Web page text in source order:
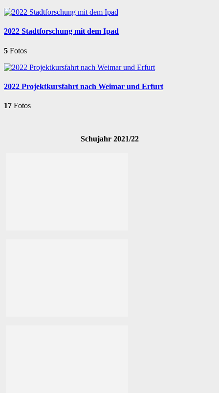
2022 Stadtforschung mit dem Ipad
5 Fotos
2022 Projektkursfahrt nach Weimar und Erfurt
17 Fotos
Schujahr 2021/22